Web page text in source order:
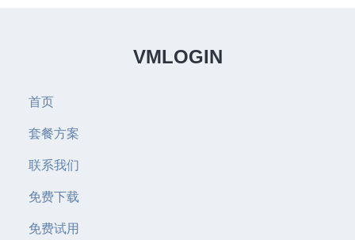
VMLOGIN
首页
套餐方案
联系我们
免费下载
免费试用